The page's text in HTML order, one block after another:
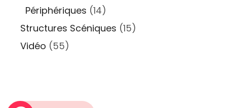
Périphériques (14)
Structures Scéniques (15)
Vidéo (55)